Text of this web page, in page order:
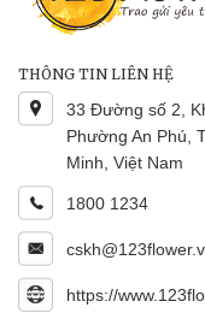
THÔNG TIN LIÊN HỆ
33 Đường số 2,
Phường An Phú,
Minh, Việt Nam
1800 1234
https://